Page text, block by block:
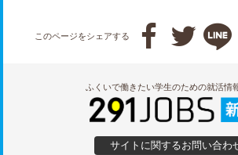
このページをシェアする   
ふくいで働きたい学生のための就活情
サイトに関するお問い合わ